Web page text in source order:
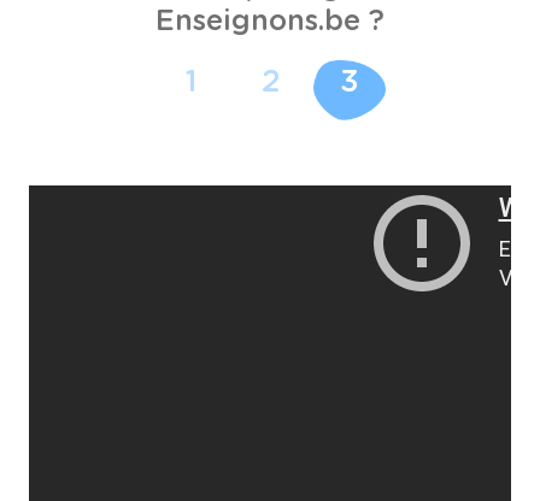
Enseignons.be ?
1 2 3